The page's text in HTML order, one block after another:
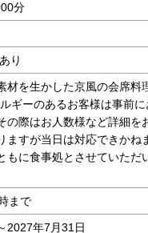
分
り
材を生かした京風の会席料
ギーのあるお客様は事前
の際はお人数様など詳細を
ますが当日は対応できかね
もに食事処とさせていただ
まで
2027年7月31日